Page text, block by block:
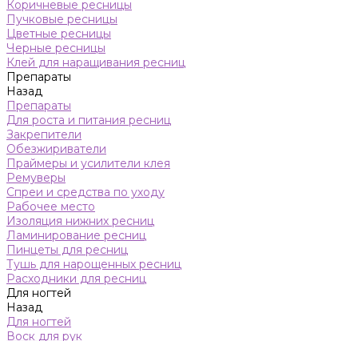
Коричневые ресницы
Пучковые ресницы
Цветные ресницы
Черные ресницы
Клей для наращивания ресниц
Препараты
Назад
Препараты
Для роста и питания ресниц
Закрепители
Обезжириватели
Праймеры и усилители клея
Ремуверы
Спреи и средства по уходу
Рабочее место
Изоляция нижних ресниц
Ламинирование ресниц
Пинцеты для ресниц
Тушь для нарощенных ресниц
Расходники для ресниц
Для ногтей
Назад
Для ногтей
Воск для рук